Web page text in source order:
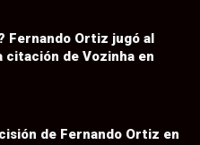
Fernando Ortiz jugó al
citación de Vozinha en
de Fernando Ortiz en